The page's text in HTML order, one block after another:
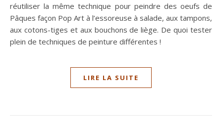
réutiliser la même technique pour peindre des oeufs de
Pâques façon Pop Art à l’essoreuse à salade, aux tampons,
aux cotons-tiges et aux bouchons de liège. De quoi tester
plein de techniques de peinture différentes !
LIRE LA SUITE